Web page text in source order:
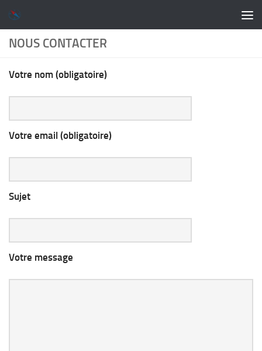
Skip to content
NOUS CONTACTER
Votre nom (obligatoire)
Votre email (obligatoire)
Sujet
Votre message